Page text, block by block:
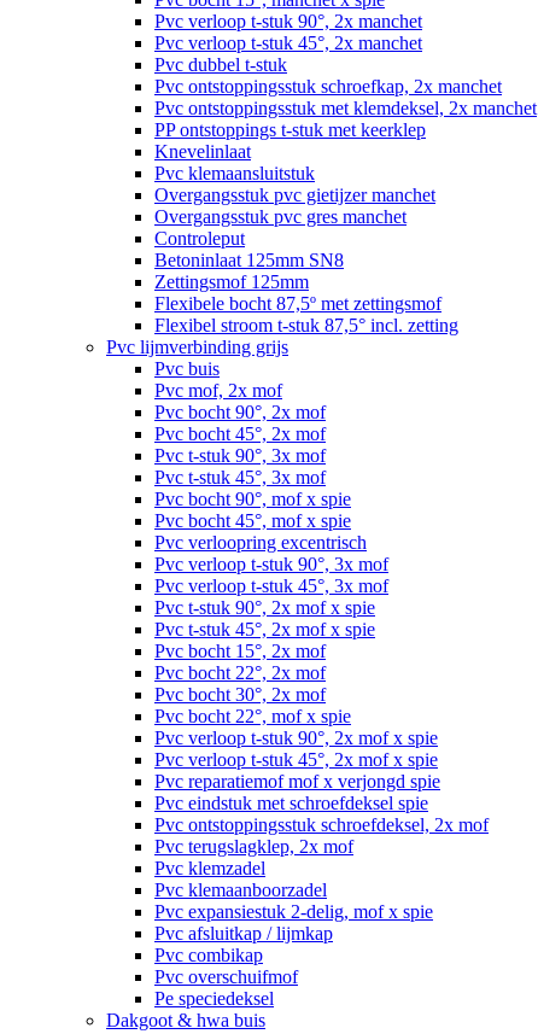
Pvc verloop t-stuk 90°, 2x manchet
Pvc verloop t-stuk 45°, 2x manchet
Pvc dubbel t-stuk
Pvc ontstoppingsstuk schroefkap, 2x manchet
Pvc ontstoppingsstuk met klemdeksel, 2x manchet
PP ontstoppings t-stuk met keerklep
Knevelinlaat
Pvc klemaansluitstuk
Overgangsstuk pvc gietijzer manchet
Overgangsstuk pvc gres manchet
Controleput
Betoninlaat 125mm SN8
Zettingsmof 125mm
Flexibele bocht 87,5º met zettingsmof
Flexibel stroom t-stuk 87,5° incl. zetting
Pvc lijmverbinding grijs
Pvc buis
Pvc mof, 2x mof
Pvc bocht 90°, 2x mof
Pvc bocht 45°, 2x mof
Pvc t-stuk 90°, 3x mof
Pvc t-stuk 45°, 3x mof
Pvc bocht 90°, mof x spie
Pvc bocht 45°, mof x spie
Pvc verloopring excentrisch
Pvc verloop t-stuk 90°, 3x mof
Pvc verloop t-stuk 45°, 3x mof
Pvc t-stuk 90°, 2x mof x spie
Pvc t-stuk 45°, 2x mof x spie
Pvc bocht 15°, 2x mof
Pvc bocht 22°, 2x mof
Pvc bocht 30°, 2x mof
Pvc bocht 22°, mof x spie
Pvc verloop t-stuk 90°, 2x mof x spie
Pvc verloop t-stuk 45°, 2x mof x spie
Pvc reparatiemof mof x verjongd spie
Pvc eindstuk met schroefdeksel spie
Pvc ontstoppingsstuk schroefdeksel, 2x mof
Pvc terugslagklep, 2x mof
Pvc klemzadel
Pvc klemaanboorzadel
Pvc expansiestuk 2-delig, mof x spie
Pvc afsluitkap / lijmkap
Pvc combikap
Pvc overschuifmof
Pe speciedeksel
Dakgoot & hwa buis